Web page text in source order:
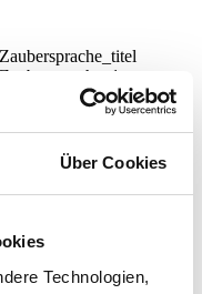
Über Cookies
Technologien,